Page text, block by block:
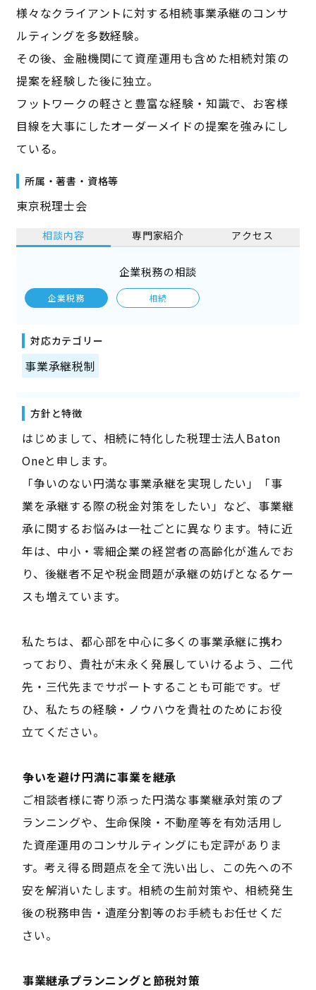
様々なクライアントに対する相続事業承継のコンサ
ルティングを多数経験。
その後、金融機関にて資産運用も含めた相続対策の
提案を経験した後に独立。
フットワークの軽さと豊富な経験・知識で、お客様
目線を大事にしたオーダーメイドの提案を強みにし
ている。
所属・著書・資格等
東京税理士会
相談内容 専門家紹介 アクセス
企業税務の相談
企業税務 相続
対応カテゴリー
事業承継税制
方針と特徴
はじめまして、相続に特化した税理士法人Baton
Oneと申します。
「争いのない円満な事業承継を実現したい」「事
業を承継する際の税金対策をしたい」など、事業継
承に関するお悩みは一社ごとに異なります。特に近
年は、中小・零細企業の経営者の高齢化が進んでお
り、後継者不足や税金問題が承継の妨げとなるケー
スも増えています。
私たちは、都心部を中心に多くの事業承継に携わ
っており、貴社が末永く発展していけるよう、二代
先・三代先までサポートすることも可能です。ぜ
ひ、私たちの経験・ノウハウを貴社のためにお役
立てください。
――争いを避け円満に事業を継承――
ご相談者様に寄り添った円満な事業継承対策のプ
ランニングや、生命保険・不動産等を有効活用し
た資産運用のコンサルティングにも定評がありま
す。考え得る問題点を全て洗い出し、この先への不
安を解消いたします。相続の生前対策や、相続発生
後の税務申告・遺産分割等のお手続もお任せくだ
さい。
――事業継承プランニングと節税対策――